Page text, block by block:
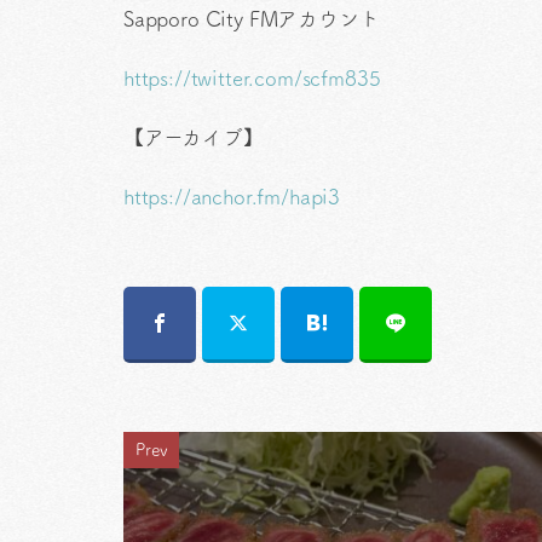
Sapporo City FMアカウント
https://twitter.com/scfm835
【アーカイブ】
https://anchor.fm/hapi3
Prev